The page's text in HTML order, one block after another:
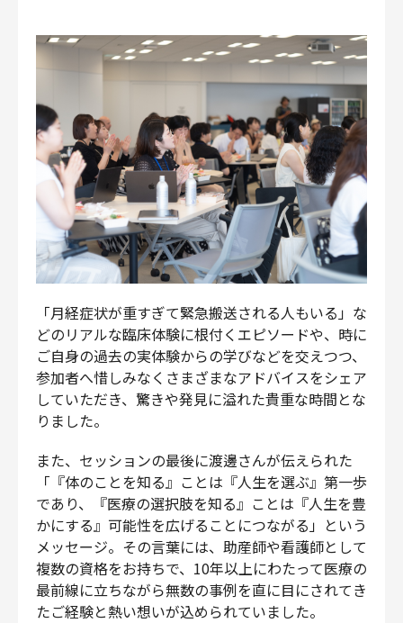
「月経症状が重すぎて緊急搬送される人もいる」な
どのリアルな臨床体験に根付くエピソードや、時に
ご自身の過去の実体験からの学びなどを交えつつ、
参加者へ惜しみなくさまざまなアドバイスをシェア
していただき、驚きや発見に溢れた貴重な時間とな
りました。
また、セッションの最後に渡邊さんが伝えられた
「『体のことを知る』ことは『人生を選ぶ』第一歩
であり、『医療の選択肢を知る』ことは『人生を豊
かにする』可能性を広げることにつながる」という
メッセージ。その言葉には、助産師や看護師として
複数の資格をお持ちで、10年以上にわたって医療の
最前線に立ちながら無数の事例を直に目にされてき
たご経験と熱い想いが込められていました。